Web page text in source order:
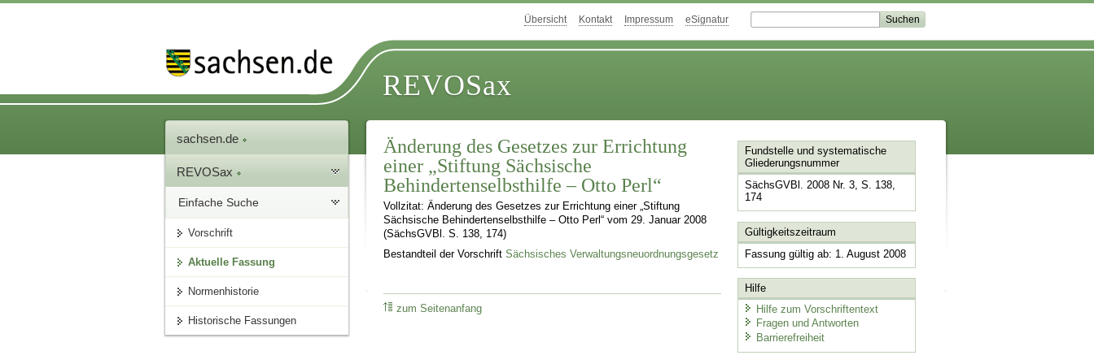
Übersicht Kontakt Impressum eSignatur
REVOSax
sachsen.de
REVOSax
Einfache Suche
Vorschrift
Aktuelle Fassung
Normenhistorie
Historische Fassungen
Änderung des Gesetzes zur Errichtung
einer „Stiftung Sächsische
Behindertenselbsthilfe – Otto Perl“
Vollzitat: Änderung des Gesetzes zur Errichtung einer „Stiftung
Sächsische Behindertenselbsthilfe – Otto Perl“ vom 29. Januar 2008
(SächsGVBl. S. 138, 174)
Bestandteil der VorschriftSächsisches Verwaltungsneuordnungsgesetz
zum Seitenanfang
Fundstelle und systematische
Gliederungsnummer
SächsGVBl. 2008 Nr. 3, S. 138,
174
Gültigkeitszeitraum
Fassung gültig ab: 1. August 2008
Hilfe
Hilfe zum Vorschriftentext
Fragen und Antworten
Barrierefreiheit